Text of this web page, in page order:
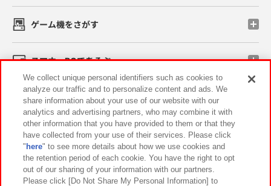
ゲーム機をさがす
スマホ・PCであそぶ
イベント・キャンペーン
関連会社 サステナビリティ サイトポリシー
プライバシーポリシー ウェブアクセシビリティ方針と検証結果
We collect unique personal identifiers such as cookies to
analyze our traffic and to personalize content and ads. We
share information about your use of our website with our
analytics and advertising partners, who may combine it with
other information that you have provided to them or that they
have collected from your use of their services. Please click
" here" to see more details about how we use cookies and
the retention period of each cookie. You have the right to opt
out of our sharing of your information with our partners.
Please click [Do Not Share My Personal Information] to